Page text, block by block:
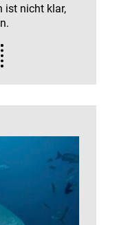
ist nicht klar,